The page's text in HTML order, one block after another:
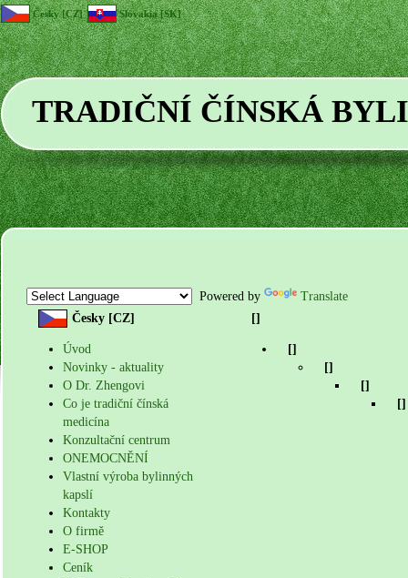
TRADIČNÍ ČÍNSKÁ
Česky [CZ] Slovakia [SK]
Powered by
Translate
Česky [CZ]
Úvod
Novinky - aktuality
O Dr. Zhengovi
Co je tradiční čínská
medicína
Konzultační centrum
ONEMOCNĚNÍ
Vlastní výroba bylinných
kapslí
Kontakty
O firmě
E-SHOP
Ceník
[]
[]
[]
[]
[]